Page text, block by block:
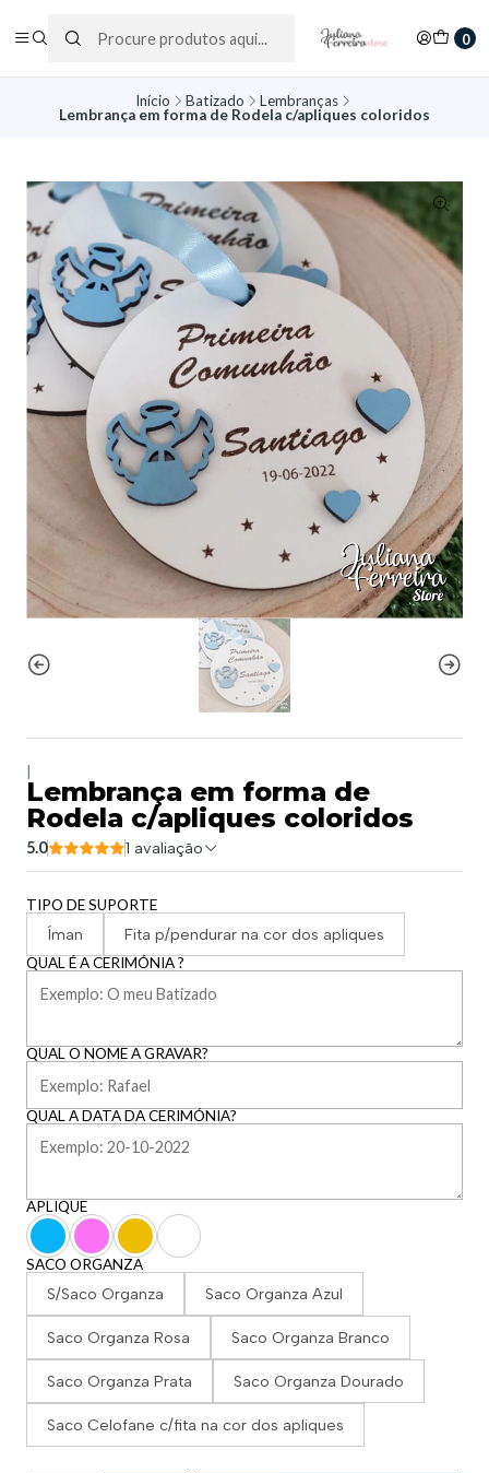
0
Início Batizado
Lembranças
Lembrança em forma de Rodela c/apliques coloridos
Lembrança em forma de
Rodela c/apliques coloridos
5.0 1 avaliação
TIPO DE SUPORTE
Íman Fita p/pendurar na cor dos apliques
QUAL É A CERIMÓNIA ?
QUAL O NOME A GRAVAR?
QUAL A DATA DA CERIMÓNIA?
APLIQUE
SACO ORGANZA
S/Saco Organza Saco Organza Azul
Saco Organza Rosa Saco Organza Branco
Saco Organza Prata Saco Organza Dourado
Saco Celofane c/fita na cor dos apliques